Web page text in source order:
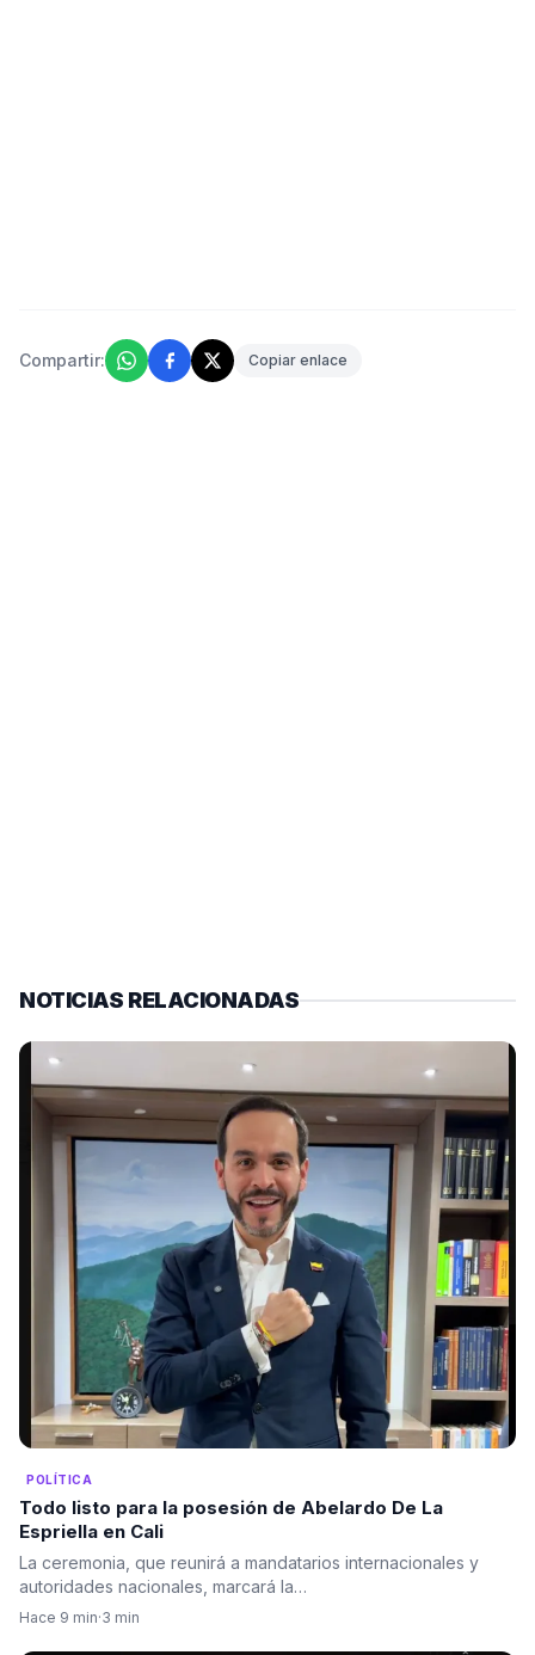
Compartir: Copiar enlace
NOTICIAS RELACIONADAS
POLÍTICA
Todo listo para la posesión de Abelardo De La
Espriella en Cali
La ceremonia, que reunirá a mandatarios internacionales y
autoridades nacionales, marcará la…
Hace 9 min·3 min